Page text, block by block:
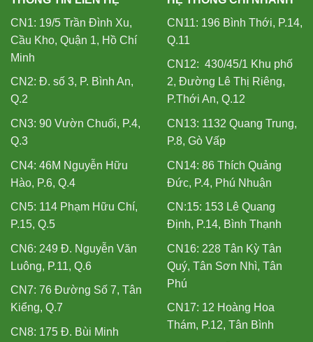
CN1: 19/5 Trần Đình Xu,
Cầu Kho, Quận 1, Hồ Chí
Minh
CN2: Đ. số 3, P. Bình An,
Q.2
CN3: 90 Vườn Chuối, P.4,
Q.3
CN4: 46M Nguyễn Hữu
Hào, P.6, Q.4
CN5: 114 Phạm Hữu Chí,
P.15, Q.5
CN6: 249 Đ. Nguyễn Văn
Luông, P.11, Q.6
CN7: 76 Đường Số 7, Tân
Kiểng, Q.7
CN8: 175 Đ. Bùi Minh
CN11: 196 Bình Thới, P.14,
Q.11
CN12: 430/45/1 Khu phố
2, Đường Lê Thị Riêng,
P.Thới An, Q.12
CN13: 1132 Quang Trung,
P.8, Gò Vấp
CN14: 86 Thích Quảng
Đức, P.4, Phú Nhuận
CN:15: 153 Lê Quang
Định, P.14, Bình Thạnh
CN16: 228 Tân Kỳ Tân
Quý, Tân Sơn Nhì, Tân
Phú
CN17: 12 Hoàng Hoa
Thám, P.12, Tân Bình